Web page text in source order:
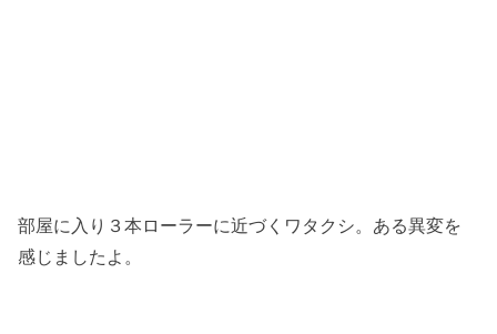
部屋に入り３本ローラーに近づくワタクシ。ある異変を
感じましたよ。